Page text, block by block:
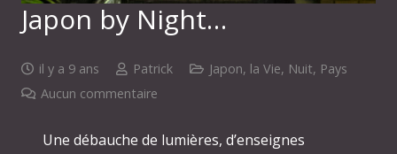
Japon by Night…
il y a 9 ans Patrick Japon, la Vie, Nuit, Pays
Aucun commentaire
Une débauche de lumières, d’enseignes